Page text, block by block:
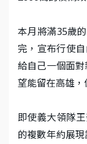
本月將滿35歲
完，宣布行使
給自己一個面
望能留在高雄，
即使義大領隊
的複數年約展